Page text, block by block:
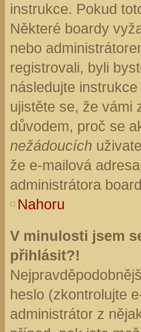
instrukce. Pokud
Některé boardy
nebo
registrovali, byli
následujte
ujistěte se, že vámi
důvodem, proč se
nežádoucích
že e-mailová
administrátora
Nahoru
V minulosti jsem
přihlásit?!
heslo (zkontrolujte
administrátor z